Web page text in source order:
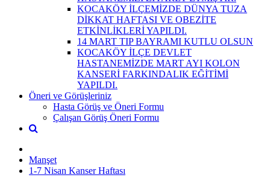
KOCAKÖY İLÇEMİZDE DÜNYA TUZA
DİKKAT HAFTASI VE OBEZİTE
ETKİNLİKLERİ YAPILDI.
14 MART TIP BAYRAMI KUTLU OLSUN
KOCAKÖY İLÇE DEVLET
HASTANEMİZDE MART AYI KOLON
KANSERİ FARKINDALIK EĞİTİMİ
YAPILDI.
Öneri ve Görüşleriniz
Hasta Görüş ve Öneri Formu
Çalışan Görüş Öneri Formu
Manşet
1-7 Nisan Kanser Haftası